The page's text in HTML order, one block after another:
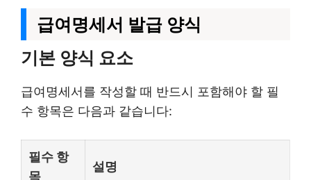
급여명세서 발급 양식
기본 양식 요소
급여명세서를 작성할 때 반드시 포함해야 할 필
수 항목은 다음과 같습니다:
필수 항
목
설명